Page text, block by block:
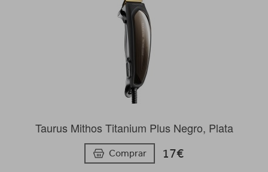
Taurus Mithos Titanium Plus Negro, Plata
Comprar 17€